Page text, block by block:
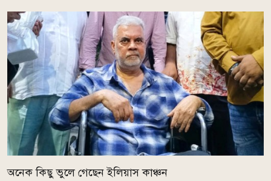
অনেক কিছু ভুলে গেছেন ইলিয়াস কাঞ্চন